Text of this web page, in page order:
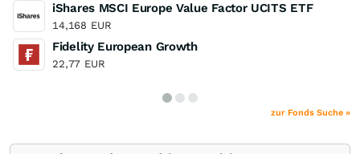
iShares MSCI Europe Value Factor UCITS ETF
14,168 EUR
Fidelity European Growth
22,77 EUR
zur Fonds Suche »